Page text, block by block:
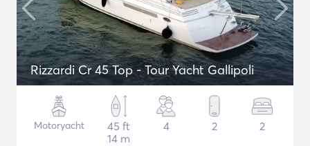
Rizzardi Cr 45 Top - Tour Yacht Gallipoli
Motoryacht
45 ft
14 m
4 2 2